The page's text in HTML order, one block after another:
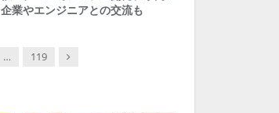
企業やエンジニアとの交流も
… 119 Next